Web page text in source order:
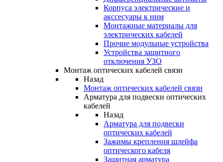
Корпуса электрические и
акссесуары к ним
Монтажные материалы для
электрических кабелей
Прочие модульные устройства
Устройства защитного
отключения УЗО
Монтаж оптических кабелей связи
Назад
Монтаж оптических кабелей связи
Арматура для подвески оптических
кабелей
Назад
Арматура для подвески
оптических кабелей
Зажимы крепления шлейфа
оптического кабеля
Защитная арматура